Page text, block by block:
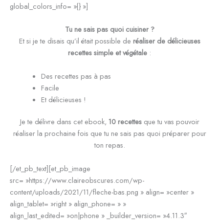
global_colors_info= »{} »]
Tu ne sais pas quoi cuisiner ?
Et si je te disais qu’il était possible de réaliser de délicieuses
recettes simple et végétale :
Des recettes pas à pas
Facile
Et délicieuses !
Je te délivre dans cet ebook, 10 recettesque tu vas pouvoir
réaliser la prochaine fois que tu ne sais pas quoi préparer pour
ton repas.
[/et_pb_text][et_pb_image
src= »https://www.claireobscures.com/wp-
content/uploads/2021/11/fleche-bas.png » align= »center »
align_tablet= »right » align_phone= » »
align_last_edited= »on|phone » _builder_version= »4.11.3″